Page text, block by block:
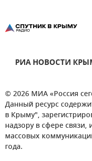
РИА НОВОСТИ
© 2026 МИА «Россия
Данный ресурс
в Крыму",
надзору в сфере
массовых
года.